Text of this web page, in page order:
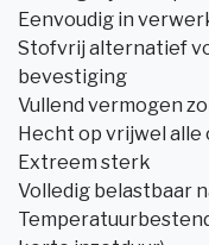
Eenvoudig in
Stofvrij alternatief
bevestiging
Vullend vermogen
Hecht op vrijwel
Extreem sterk
Volledig belastbaar